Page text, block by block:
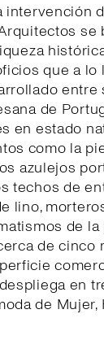
intervención
se
que a lo
entre
de
en estado
como la
azulejos
techos de
lino,
de la
de cinco
en
de Mujer,